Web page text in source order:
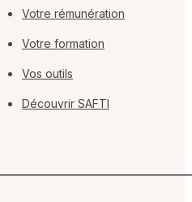
Votre rémunération
Votre formation
Vos outils
Découvrir SAFTI